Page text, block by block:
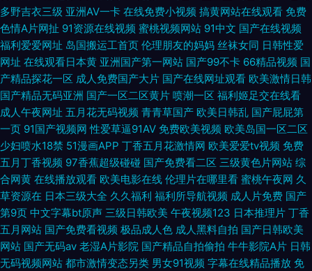
多野吉衣三级 亚洲AV一卡 在线免费小视频 搞黄网站在线观看 免费
色情A片网扯 91资源在线视频 蜜桃视频网站 91中文 国产在线视频
福利爱爱网址 岛国搬运工首页 伦理朋友的妈妈 丝袜女同 日韩性爱
网址 在线观看日本黄 亚洲国产第一网站 国产99不卡 66精品视频 国
产精品探花一区 成人免费国产大片 国产在线网址观看 欧美激情日韩
国产精品无码亚洲 国产一区二区黄片 喷潮一区 福利姬足交在线看
成人午夜网址 五月花无码视频 青青草国产 欧美日韩乱 国产屁屁第
一页 91国产视频网 性爱草逼91AV 免费欧美视频 欧美岛国一区二区
少妇喷水18禁 51漫画APP 丁香五月花激情网 欧美爱爱tv视频 免费
五月丁香视频 97香蕉超级碰碰 国产免费看二区 三级黄色片网站 综
合网黄 在线播放观看 欧美电影在线 伦理片在哪里看 蜜桃午夜网 久
草资源在 日本三级大全 久久福利 福利所导航视频 成人片免费 国产
第9页 中文字幕bt原声 三级日韩欧美 午夜视频123 日本推理片 丁香
五月网站 国产免费看视频 极品成人色 成人黑料自拍 国产日韩欧美
网站 国产无码av 老湿A片影院 国产精品自拍偷拍 牛牛影院A片 日韩
无码视频网站 都市激情变态另类 男女91视频 字幕在线精品播放 免